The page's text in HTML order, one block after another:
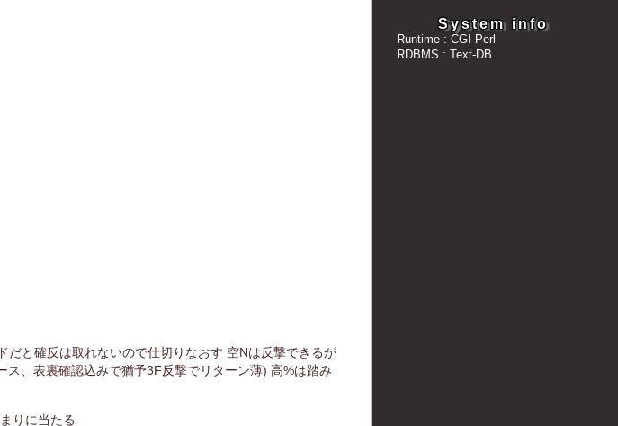
System info
Runtime : CGI-Perl
RDBMS : Text-DB
だと確反は取れないので仕切りなおす 空Nは反撃できるが
、表裏確認込みで猶予3F反撃でリターン薄) 高%は踏み
りに当たる